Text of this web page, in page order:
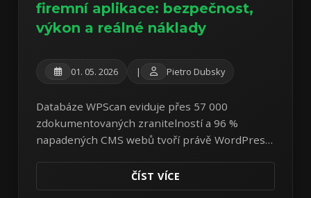
firemní aplikace: bezpečnost,
výkon a reálné náklady
01. 05. 2026 | Pietro Dubsky
Databáze WPScan eviduje přes 57 000
zdokumentovaných zranitelností a 96 %
napadených CMS webů tvoří právě WordPress.
výkonnostních a finančních rizik tohoto
nejrozšířenějšího CMS světa.
ČÍST VÍCE